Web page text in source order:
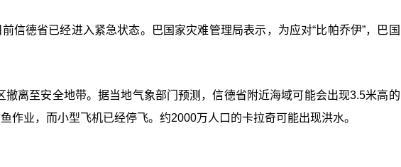
信德省已经进入紧急状态。巴国家灾难管理局表示，为应对“比帕乔伊”，巴国
离至安全地带。据当地气象部门预测，信德省附近海域可能会出现3.5米高的
作业，而小型飞机已经停飞。约2000万人口的卡拉奇可能出现洪水。